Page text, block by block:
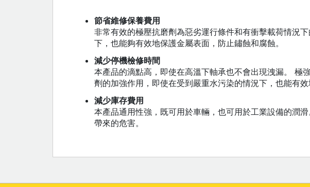
節省維修保養費用
非常有效的極壓抗磨劑為惡劣運行條件和有衝擊載荷情況
下，也能夠有效地保護金屬表面，防止鏽蝕和腐蝕。
減少停機檢修時間
本產品的滴點高，即使在高溫下軸承也不會出現洩漏。 極
劑的加強作用，即使在受到嚴重水污染的情況下，也能有
減少庫存費用
本產品通用性強，既可用於車輛，也可用於工業設備的潤
帶來的危害。